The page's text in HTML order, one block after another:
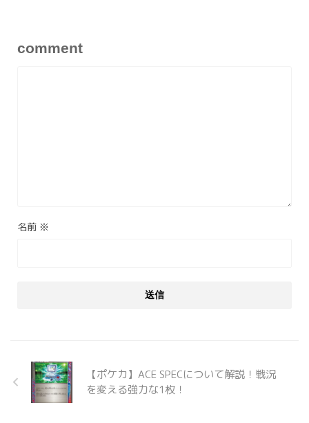
comment
名前 ※
【ポケカ】ACE SPECについて解説！戦況
を変える強力な1枚！